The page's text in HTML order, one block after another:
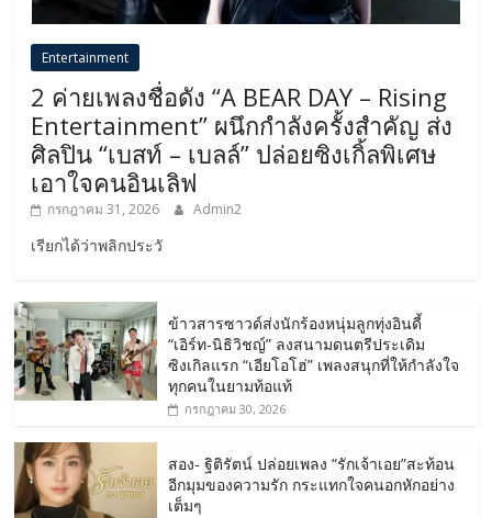
Entertainment
2 ค่ายเพลงชื่อดัง “A BEAR DAY – Rising
Entertainment” ผนึกกำลังครั้งสำคัญ ส่ง
ศิลปิน “เบสท์ – เบลล์” ปล่อยซิงเกิ้ลพิเศษ
เอาใจคนอินเลิฟ
กรกฎาคม 31, 2026 Admin2
เรียกได้ว่าพลิกประวั
ข้าวสารซาวด์ส่งนักร้องหนุ่มลูกทุ่งอินดี้
“เอิร์ท-นิธิวิชญ์” ลงสนามดนตรีประเดิม
ซิงเกิลแรก “เอียโอโฮ่” เพลงสนุกที่ให้กำลังใจ
ทุกคนในยามท้อแท้
กรกฎาคม 30, 2026
สอง- ฐิติรัตน์ ปล่อยเพลง “รักเจ้าเอย”สะท้อน
อีกมุมของความรัก กระแทกใจคนอกหักอย่าง
เต็มๆ